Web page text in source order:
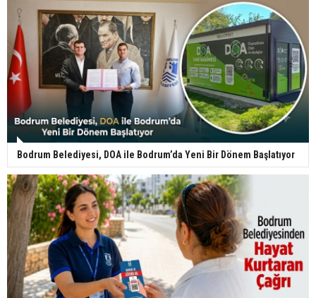
Bodrum Belediyesi, DOA ile Bodrum’da Yeni Bir Dönem Başlatıyor